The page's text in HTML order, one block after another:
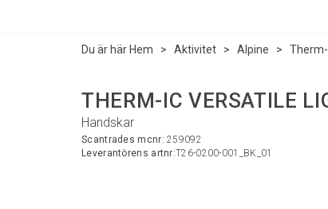
Du är här Hem > Aktivitet > Alpine >
THERM-IC VERSATILE
Handskar
Scantrades mcnr:259092
Leverantörens artnr:T26-0200-001_BK_01